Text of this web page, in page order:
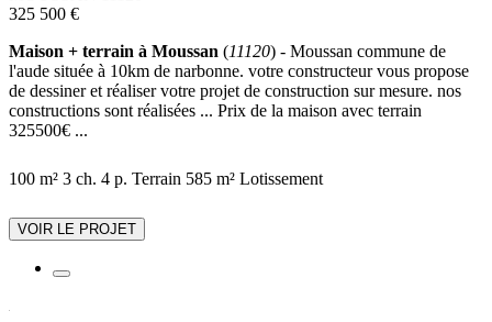
325 500 €
Maison + terrain à Moussan (11120) - Moussan commune de
l'aude située à 10km de narbonne. votre constructeur vous propose
de dessiner et réaliser votre projet de construction sur mesure. nos
constructions sont réalisées ... Prix de la maison avec terrain
325500€ ...
100 m² 3 ch. 4 p. Terrain 585 m² Lotissement
VOIR LE PROJET